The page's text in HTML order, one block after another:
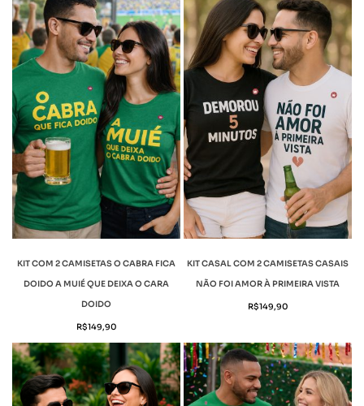
KIT COM 2 CAMISETAS O CABRA FICA
DOIDO A MUIÉ QUE DEIXA O CARA
DOIDO
R$149,90
KIT CASAL COM 2 CAMISETAS CASAIS
NÃO FOI AMOR À PRIMEIRA VISTA
R$149,90